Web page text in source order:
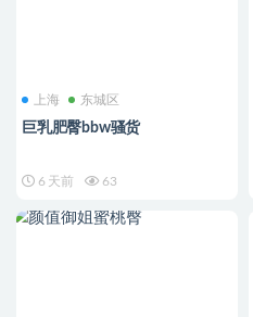
上海 东城区
巨乳肥臀bbw骚货
6 天前 63